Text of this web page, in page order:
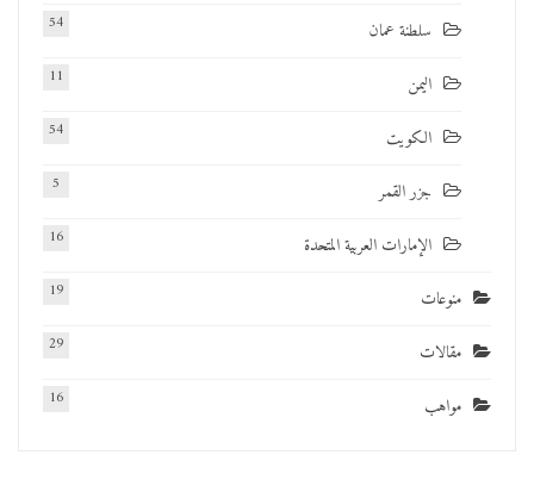
سلطنة عمان 54
اليمن 11
الكويت 54
جزر القمر 5
الإمارات العربية المتحدة 16
منوعات 19
مقالات 29
مواهب 16